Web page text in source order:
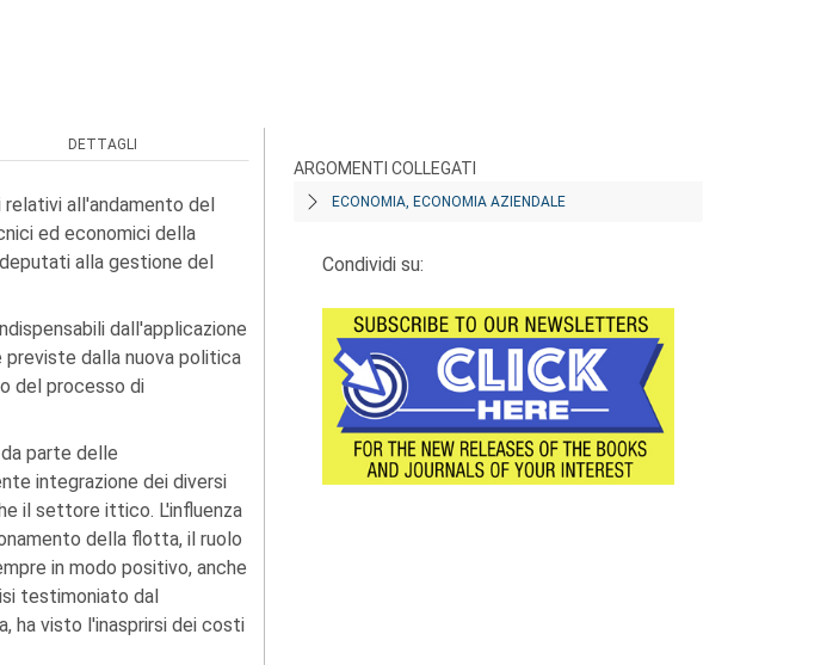
DETTAGLI
all'andamento del
ed economici della
alla gestione del
dall'applicazione
previste dalla nuova politica
del processo di
parte delle
integrazione dei diversi
il settore ittico. L'influenza
della flotta, il ruolo
in modo positivo, anche
testimoniato dal
ha visto l'inasprirsi dei costi
ARGOMENTI COLLEGATI
ECONOMIA, ECONOMIA AZIENDALE
Condividi su: